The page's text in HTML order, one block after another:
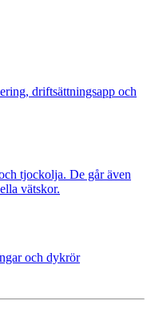
driftsättningsapp och
tjockolja. De går även
vätskor.
och dykrör